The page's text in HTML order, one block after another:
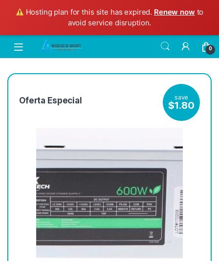
Hosting plan for this site has expired. Renew now to
avoid service disruption.
0
Oferta Especial save
$1.80